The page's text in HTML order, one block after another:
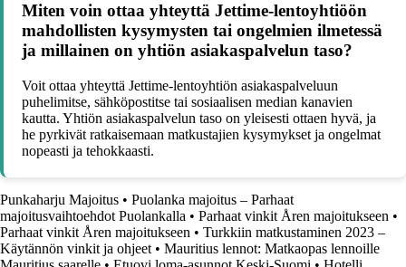
Miten voin ottaa yhteyttä Jettime-lentoyhtiöön
mahdollisten kysymysten tai ongelmien ilmetessä
ja millainen on yhtiön asiakaspalvelun taso?
Voit ottaa yhteyttä Jettime-lentoyhtiön asiakaspalveluun
puhelimitse, sähköpostitse tai sosiaalisen median kanavien
kautta. Yhtiön asiakaspalvelun taso on yleisesti ottaen hyvä, ja
he pyrkivät ratkaisemaan matkustajien kysymykset ja ongelmat
nopeasti ja tehokkaasti.
Punkaharju Majoitus • Puolanka majoitus – Parhaat
majoitusvaihtoehdot Puolankalla • Parhaat vinkit Åren majoitukseen •
Parhaat vinkit Åren majoitukseen • Turkkiin matkustaminen 2023 –
Käytännön vinkit ja ohjeet • Mauritius lennot: Matkaopas lennoille